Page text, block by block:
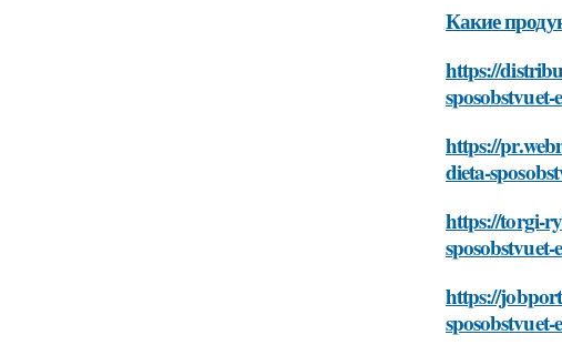
Какие
https://
https://
dieta-
https://torgi-
https://